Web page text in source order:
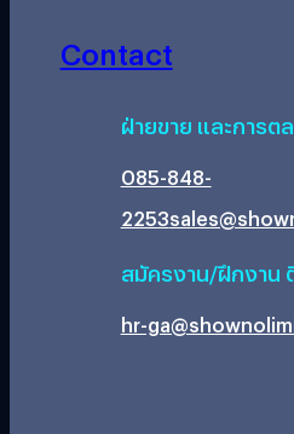
Contact
ฝ่ายขาย และการต
085-848-
2253
สมัครงาน/ฝึกงาน
hr-